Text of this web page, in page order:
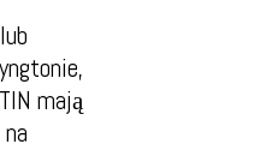
mają